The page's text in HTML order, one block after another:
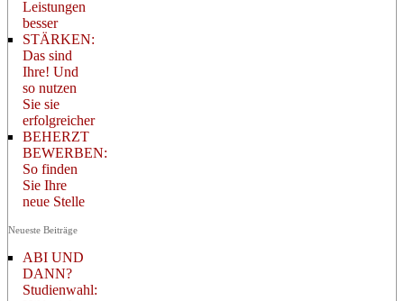
Leistungen
besser
STÄRKEN:
Das sind
Ihre! Und
so nutzen
Sie sie
erfolgreicher
BEHERZT
BEWERBEN:
So finden
Sie Ihre
neue Stelle
Neueste Beiträge
ABI UND
DANN?
Studienwahl: